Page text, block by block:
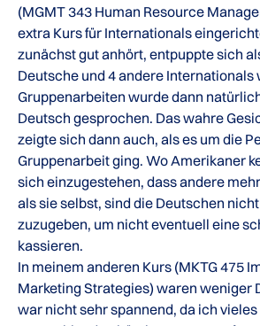
(MGMT 343 Human Resource
extra Kurs für Internationals
zunächst gut anhört, entpuppte sich
Deutsche und 4 andere Internationals
Gruppenarbeiten wurde dann
Deutsch gesprochen. Das wahre
zeigte sich dann auch, als es um die
Gruppenarbeit ging. Wo Amerikaner
sich einzugestehen, dass andere
als sie selbst, sind die Deutschen
zuzugeben, um nicht eventuell eine
kassieren.
In meinem anderen Kurs (MKTG 475
Marketing Strategies) waren weniger
war nicht sehr spannend, da ich vieles